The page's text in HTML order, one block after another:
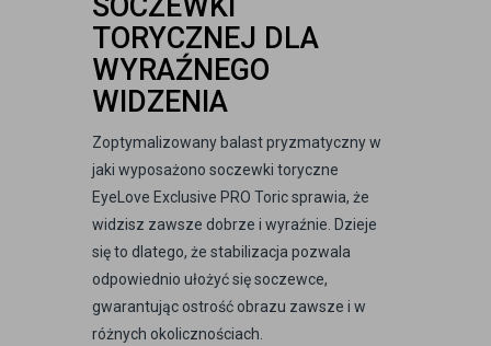
TORYCZNEJ DLA
WYRAŹNEGO
WIDZENIA
Zoptymalizowany balast pryzmatyczny w
jaki wyposażono soczewki toryczne
EyeLove Exclusive PRO Toric sprawia, że
widzisz zawsze dobrze i wyraźnie. Dzieje
się to dlatego, że stabilizacja pozwala
odpowiednio ułożyć się soczewce,
gwarantując ostrość obrazu zawsze i w
różnych okolicznościach.